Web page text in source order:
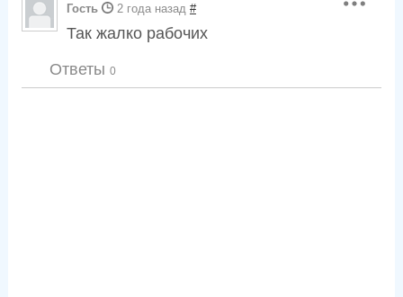
Гость 2 года назад #
Так жалко рабочих
Ответы 0